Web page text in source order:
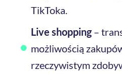
TikToka.
Live shopping–
możliwością
rzeczywistym